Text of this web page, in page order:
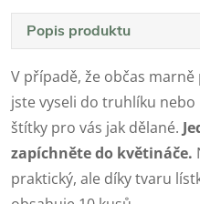
Popis produktu
V případě, že občas
jste vyseli do truhlíku
štítky pro vás jak dělané.
zapíchněte do květináče.
praktický, ale díky tvaru